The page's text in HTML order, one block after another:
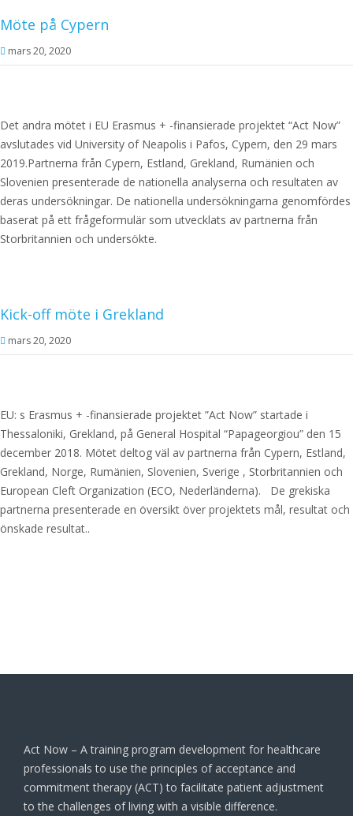
Möte på Cypern
mars 20, 2020
Det andra mötet i EU Erasmus + -finansierade projektet “Act Now”
avslutades vid University of Neapolis i Pafos, Cypern, den 29 mars
2019.Partnerna från Cypern, Estland, Grekland, Rumänien och
Slovenien presenterade de nationella analyserna och resultaten av
deras undersökningar. De nationella undersökningarna genomfördes
baserat på ett frågeformulär som utvecklats av partnerna från
Storbritannien och undersökte.
Kick-off möte i Grekland
mars 20, 2020
EU: s Erasmus + -finansierade projektet ”Act Now” startade i
Thessaloniki, Grekland, på General Hospital “Papageorgiou” den 15
december 2018. Mötet deltog väl av partnerna från Cypern, Estland,
Grekland, Norge, Rumänien, Slovenien, Sverige , Storbritannien och
European Cleft Organization (ECO, Nederländerna). De grekiska
partnerna presenterade en översikt över projektets mål, resultat och
önskade resultat..
Act Now – A training program development for healthcare
professionals to use the principles of acceptance and
commitment therapy (ACT) to facilitate patient adjustment
to the challenges of living with a visible difference.